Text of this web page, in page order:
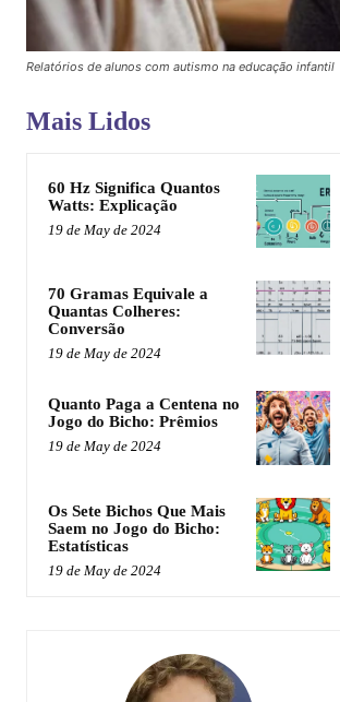
Relatórios de alunos com autismo na educação infantil
Mais Lidos
60 Hz Significa Quantos
Watts: Explicação
19 de May de 2024
70 Gramas Equivale a
Quantas Colheres:
Conversão
19 de May de 2024
Quanto Paga a Centena no
Jogo do Bicho: Prêmios
19 de May de 2024
Os Sete Bichos Que Mais
Saem no Jogo do Bicho:
Estatísticas
19 de May de 2024